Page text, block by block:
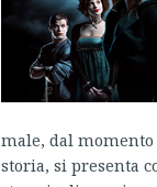
male, dal
storia, si presenta